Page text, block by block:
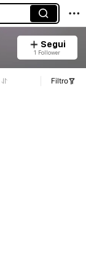
Segui
1 Follower
Filtro